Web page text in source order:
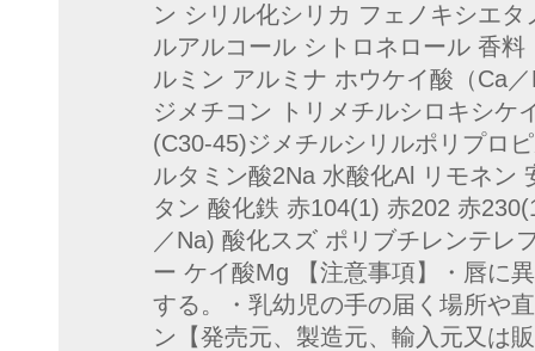
ン シリル化シリカ フェノキシエ
ルアルコール シトロネロール 香
ルミン アルミナ ホウケイ酸（Ca
ジメチコン トリメチルシロキシケ
(C30-45)ジメチルシリルポリプロ
ルタミン酸2Na 水酸化Al リモネン
タン 酸化鉄 赤104(1) 赤202 赤
／Na) 酸化スズ ポリブチレンテレ
ー ケイ酸Mg 【注意事項】・唇に
する。・乳幼児の手の届く場所や
ン【発売元、製造元、輸入元又は